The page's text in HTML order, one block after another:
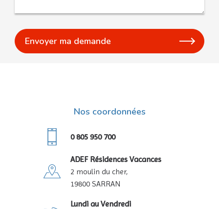
Nos coordonnées
0 805 950 700
ADEF Résidences Vacances
2 moulin du cher,
19800 SARRAN
Lundi au Vendredi